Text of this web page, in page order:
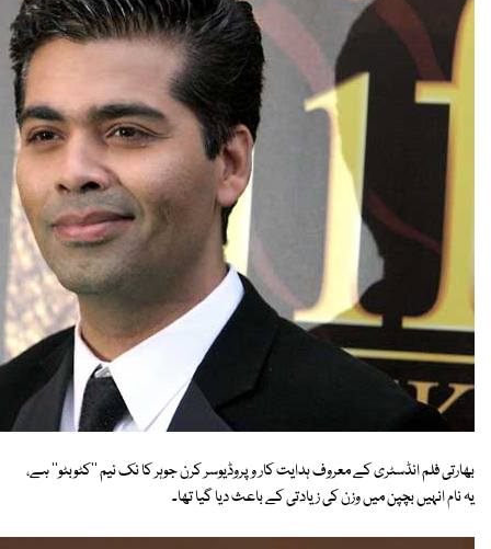
بھارتی فلم انڈسٹری کے معروف ہدایت کار و پروڈیوسر کرن جوہر کا نک نیم ''کٹوبٹو'' ہے،
یہ نام انہیں بچپن میں وزن کی زیادتی کے باعث دیا گیا تھا۔